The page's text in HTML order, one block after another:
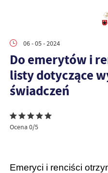
06 - 05 - 2024
Do emerytów i
listy dotyczące
świadczeń
Ocena 0/5
Emeryci i renciści